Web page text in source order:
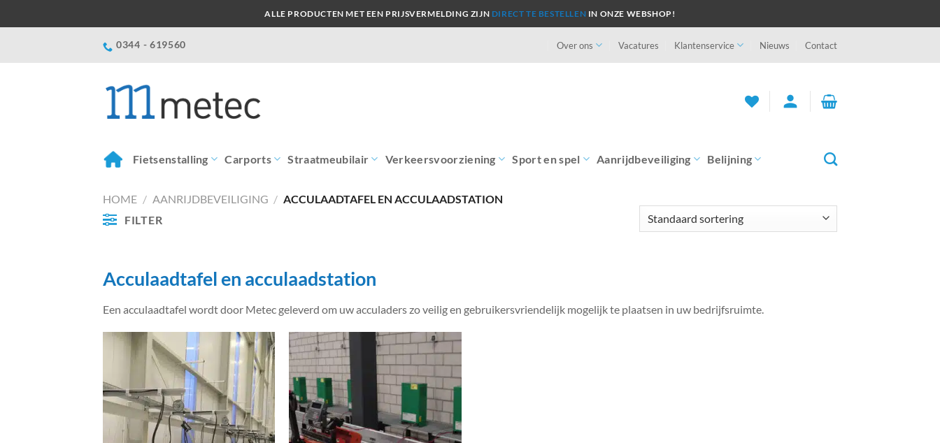
naar
ALLE PRODUCTEN MET EEN PRIJSVERMELDING ZIJN DIRECT TE BESTELLEN IN ONZE WEBSHOP!
0344 - 619560 Over ons Vacatures Klantenservice Nieuws Contact
person
Fietsenstalling Carports Straatmeubilair Verkeersvoorziening Sport en spel Aanrijdbeveiliging Belijning
HOME / AANRIJDBEVEILIGING / ACCULAADTAFEL EN ACCULAADSTATION
FILTER
Acculaadtafel en acculaadstation
Een acculaadtafel wordt door Metec geleverd om uw acculaders zo veilig en gebruikersvriendelijk mogelijk te plaatsen in uw bedrijfsruimte.